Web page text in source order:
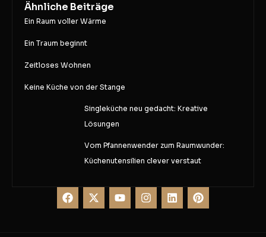
Ähnliche Beiträge
Ein Raum voller Wärme
Ein Traum beginnt
Zeitloses Wohnen
Keine Küche von der Stange
Singleküche neu gedacht: Kreative
Lösungen
Vom Pfannenwender zum Raumwunder:
Küchenutensilien clever verstaut